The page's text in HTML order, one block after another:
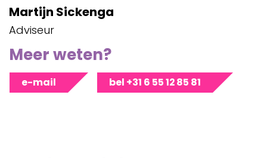
Martijn Sickenga
Adviseur
Meer weten?
e-mail bel +31 6 55 12 85 81